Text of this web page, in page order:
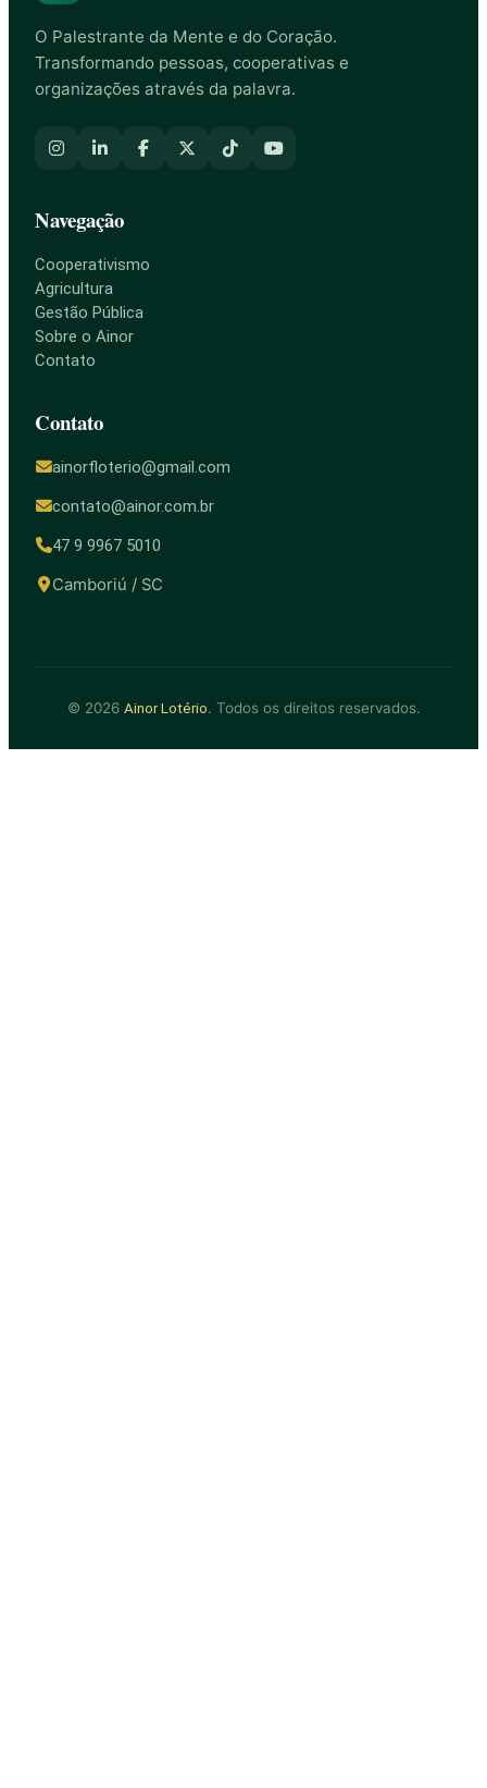
O Palestrante da Mente e do Coração.
Transformando pessoas, cooperativas e
organizações através da palavra.
Navegação
Cooperativismo
Agricultura
Gestão Pública
Sobre o Ainor
Contato
Contato
ainorfloterio@gmail.com
contato@ainor.com.br
47 9 9967 5010
Camboriú / SC
© 2026 Ainor Lotério. Todos os direitos reservados.